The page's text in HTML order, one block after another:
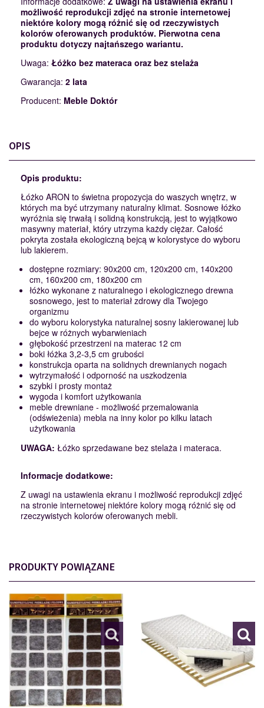
możliwość reprodukcji zdjęć na stronie internetowej
niektóre kolory mogą różnić się od rzeczywistych
kolorów oferowanych produktów. Pierwotna cena
produktu dotyczy najtańszego wariantu.
Uwaga: Łóżko bez materaca oraz bez stelaża
Gwarancja: 2 lata
Producent: Meble Doktór
OPIS
Opis produktu:
Łóżko ARON to świetna propozycja do waszych wnętrz, w
których ma być utrzymany naturalny klimat. Sosnowe łóżko
wyróżnia się trwałą i solidną konstrukcją, jest to wyjątkowo
masywny materiał, który utrzyma każdy ciężar. Całość
pokryta została ekologiczną bejcą w kolorystyce do wyboru
lub lakierem.
dostępne rozmiary: 90x200 cm, 120x200 cm, 140x200
cm, 160x200 cm, 180x200 cm
łóżko wykonane z naturalnego i ekologicznego drewna
sosnowego, jest to materiał zdrowy dla Twojego
organizmu
do wyboru kolorystyka naturalnej sosny lakierowanej lub
bejce w różnych wybarwieniach
głębokość przestrzeni na materac 12 cm
boki łóżka 3,2-3,5 cm grubości
konstrukcja oparta na solidnych drewnianych nogach
wytrzymałość i odporność na uszkodzenia
szybki i prosty montaż
wygoda i komfort użytkowania
meble drewniane - możliwość przemalowania
(odświeżenia) mebla na inny kolor po kilku latach
użytkowania
UWAGA: Łóżko sprzedawane bez stelaża i materaca.
Informacje dodatkowe:
Z uwagi na ustawienia ekranu i możliwość reprodukcji zdjęć
na stronie internetowej niektóre kolory mogą różnić się od
rzeczywistych kolorów oferowanych mebli.
PRODUKTY POWIĄZANE
PODKŁADKI
110562